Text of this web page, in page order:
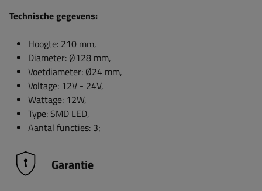
Technische gegevens:
Hoogte: 210 mm,
Diameter: Ø128 mm,
Voetdiameter: Ø24 mm,
Voltage: 12V - 24V,
Wattage: 12W,
Type: SMD LED,
Aantal functies: 3;
Garantie